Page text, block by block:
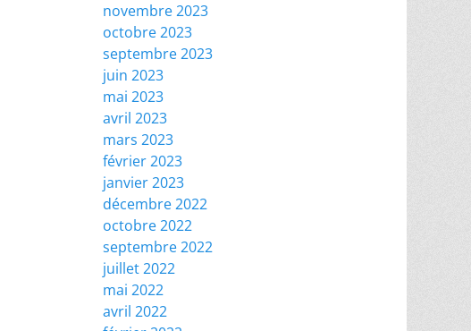
novembre 2023
octobre 2023
septembre 2023
juin 2023
mai 2023
avril 2023
mars 2023
février 2023
janvier 2023
décembre 2022
octobre 2022
septembre 2022
juillet 2022
mai 2022
avril 2022